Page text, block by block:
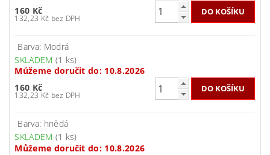
160 Kč
132,23 Kč bez DPH
Barva: Modrá
SKLADEM (1 ks)
Můžeme doručit do: 10.8.2026
160 Kč
132,23 Kč bez DPH
Barva: hnědá
SKLADEM (1 ks)
Můžeme doručit do: 10.8.2026